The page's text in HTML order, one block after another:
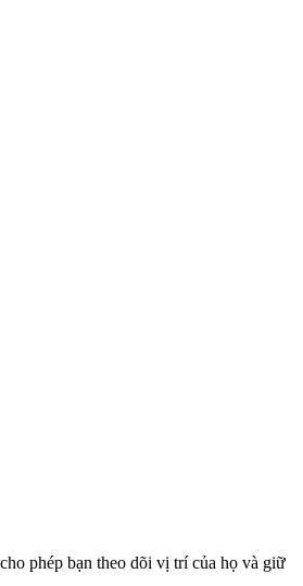
phép bạn theo dõi vị trí của họ và giữ